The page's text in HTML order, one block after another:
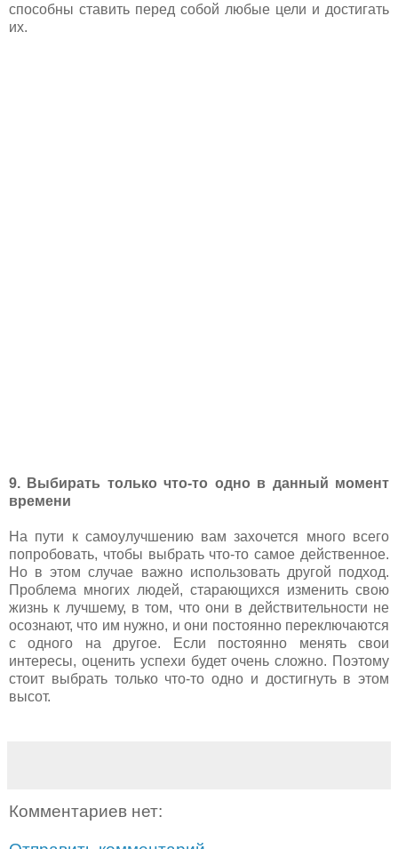
способны ставить перед собой любые цели и достигать
их.
9. Выбирать только что-то одно в данный момент
времени
На пути к самоулучшению вам захочется много всего
попробовать, чтобы выбрать что-то самое действенное.
Но в этом случае важно использовать другой подход.
Проблема многих людей, старающихся изменить свою
жизнь к лучшему, в том, что они в действительности не
осознают, что им нужно, и они постоянно переключаются
с одного на другое. Если постоянно менять свои
интересы, оценить успехи будет очень сложно. Поэтому
стоит выбрать только что-то одно и достигнуть в этом
высот.
Комментариев нет: